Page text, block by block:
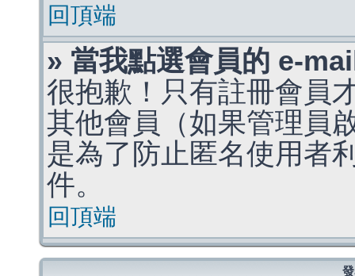
回頂端
» 當我點選會員的 e-
很抱歉！只有註冊會員
其他會員（如果管理員
是為了防止匿名使用者
件。
回頂端